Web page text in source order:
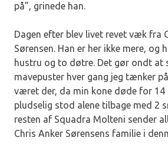
på”, grinede han.
Dagen efter blev livet revet væk fra
Sørensen. Han er her ikke mere, og
hustru og to døtre. Det gør ondt at
mavepuster hver gang jeg tænker
været der, da min kone døde for 14
pludselig stod alene tilbage med 2
resten af Squadra Molteni sender
Chris Anker Sørensens familie i